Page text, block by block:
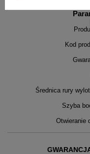
Kod
Średnica rury
Szyba
Otwieranie